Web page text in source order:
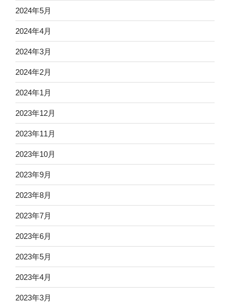
2024年5月
2024年4月
2024年3月
2024年2月
2024年1月
2023年12月
2023年11月
2023年10月
2023年9月
2023年8月
2023年7月
2023年6月
2023年5月
2023年4月
2023年3月